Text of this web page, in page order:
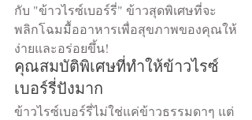
กับ "ข้าวไรซ์เบอร์รี่" ข้าวสุดพิเศษที่จะ
พลิกโฉมมื้ออาหารเพื่อสุขภาพของคุณให้
ง่ายและอร่อยขึ้น!
คุณสมบัติพิเศษที่ทำให้ข้าวไรซ์
เบอร์รี่ปังมาก
ข้าวไรซ์เบอร์รี่ไม่ใช่แค่ข้าวธรรมดาๆ แต่